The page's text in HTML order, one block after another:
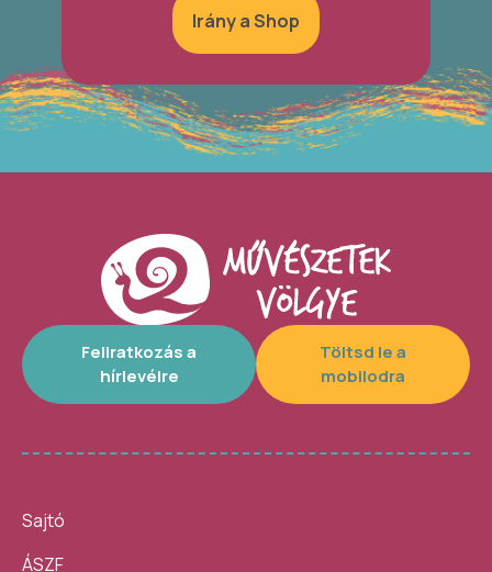
Irány a Shop
Feliratkozás a
hírlevélre
Töltsd le a
mobilodra
Sajtó
ÁSZF